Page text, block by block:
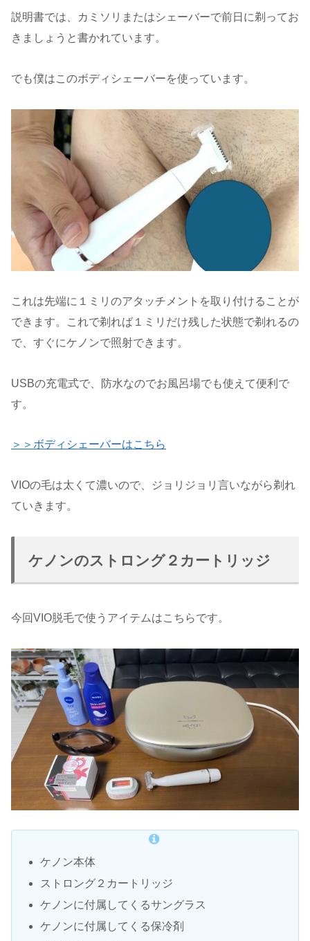
説明書では、カミソリまたはシェーバーで前日に剃ってお
きましょうと書かれています。
でも僕はこのボディシェーバーを使っています。
これは先端に１ミリのアタッチメントを取り付けることが
できます。これで剃れば１ミリだけ残した状態で剃れるの
で、すぐにケノンで照射できます。
USBの充電式で、防水なのでお風呂場でも使えて便利で
す。
＞＞ボディシェーバーはこちら
VIOの毛は太くて濃いので、ジョリジョリ言いながら剃れ
ていきます。
ケノンのストロング２カートリッジ
今回VIO脱毛で使うアイテムはこちらです。
ケノン本体
ストロング２カートリッジ
ケノンに付属してくるサングラス
ケノンに付属してくる保冷剤